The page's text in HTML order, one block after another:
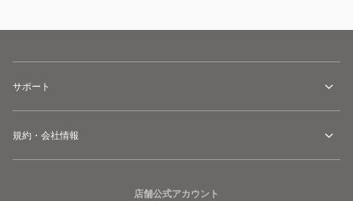
サポート
規約・会社情報
店舗公式アカウント